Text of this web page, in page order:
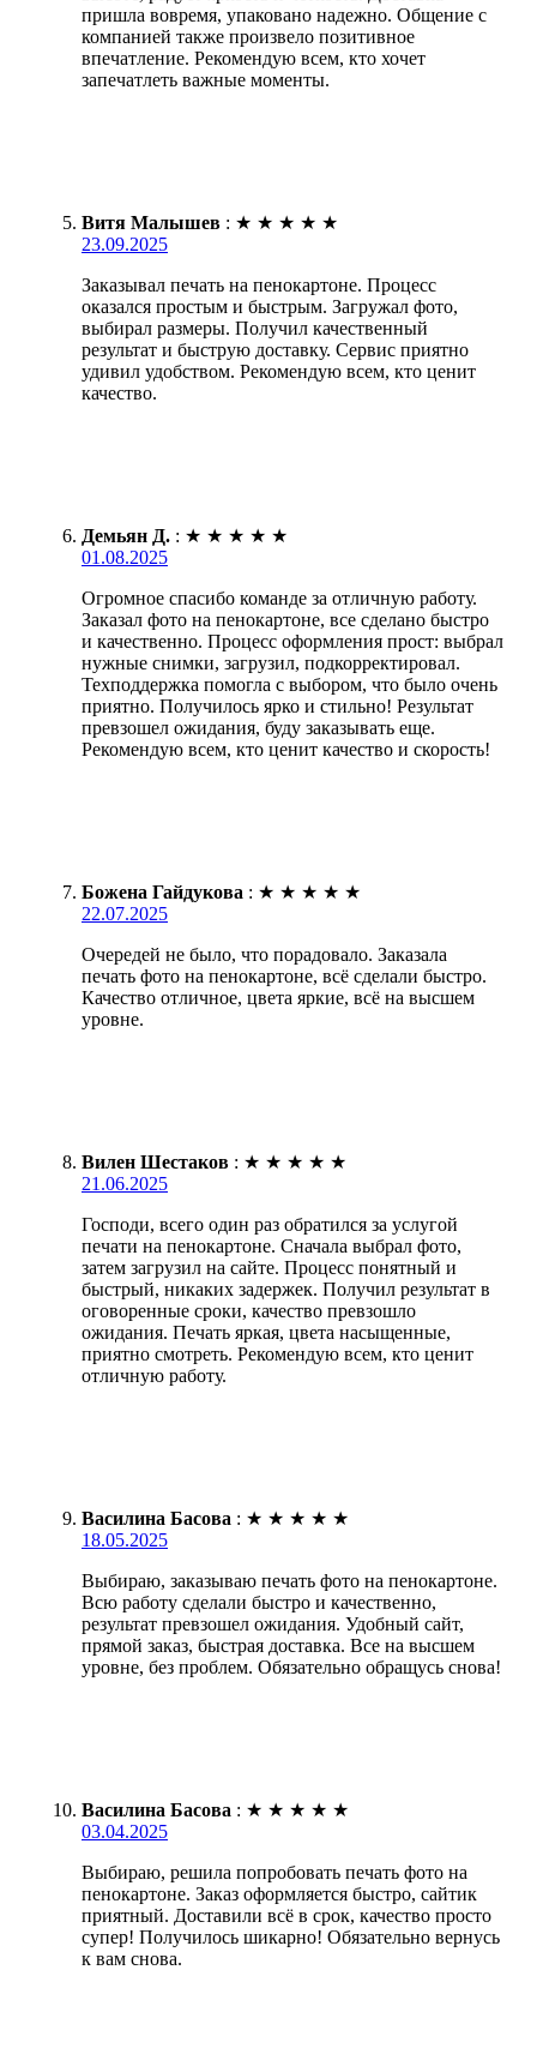
пришла вовремя, упаковано надежно. Общение с
компанией также произвело позитивное
впечатление. Рекомендую всем, кто хочет
запечатлеть важные моменты.
Витя Малышев : ★ ★ ★ ★ ★
23.09.2025
Заказывал печать на пенокартоне. Процесс
оказался простым и быстрым. Загружал фото,
выбирал размеры. Получил качественный
результат и быструю доставку. Сервис приятно
удивил удобством. Рекомендую всем, кто ценит
качество.
Демьян Д. : ★ ★ ★ ★ ★
01.08.2025
Огромное спасибо команде за отличную работу.
Заказал фото на пенокартоне, все сделано быстро
и качественно. Процесс оформления прост: выбрал
нужные снимки, загрузил, подкорректировал.
Техподдержка помогла с выбором, что было очень
приятно. Получилось ярко и стильно! Результат
превзошел ожидания, буду заказывать еще.
Рекомендую всем, кто ценит качество и скорость!
Божена Гайдукова : ★ ★ ★ ★ ★
22.07.2025
Очередей не было, что порадовало. Заказала
печать фото на пенокартоне, всё сделали быстро.
Качество отличное, цвета яркие, всё на высшем
уровне.
Вилен Шестаков : ★ ★ ★ ★ ★
21.06.2025
Господи, всего один раз обратился за услугой
печати на пенокартоне. Сначала выбрал фото,
затем загрузил на сайте. Процесс понятный и
быстрый, никаких задержек. Получил результат в
оговоренные сроки, качество превзошло
ожидания. Печать яркая, цвета насыщенные,
приятно смотреть. Рекомендую всем, кто ценит
отличную работу.
Василина Басова : ★ ★ ★ ★ ★
18.05.2025
Выбираю, заказываю печать фото на пенокартоне.
Всю работу сделали быстро и качественно,
результат превзошел ожидания. Удобный сайт,
прямой заказ, быстрая доставка. Все на высшем
уровне, без проблем. Обязательно обращусь снова!
Василина Басова : ★ ★ ★ ★ ★
03.04.2025
Выбираю, решила попробовать печать фото на
пенокартоне. Заказ оформляется быстро, сайтик
приятный. Доставили всё в срок, качество просто
супер! Получилось шикарно! Обязательно вернусь
к вам снова.